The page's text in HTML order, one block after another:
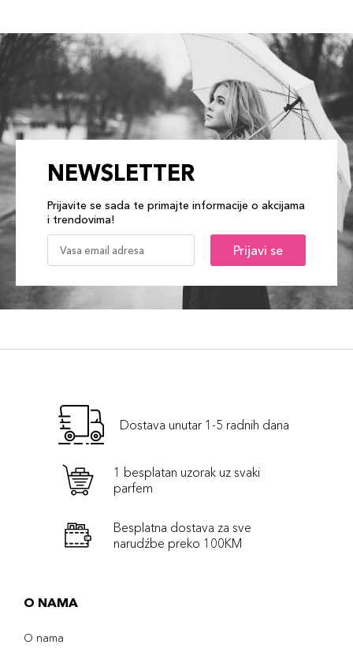
NEWSLETTER
Prijavite se sada te primajte informacije o akcijama
i trendovima!
Prijavi se
Dostava unutar 1-5 radnih dana
1 besplatan uzorak uz svaki
parfem
Besplatna dostava za sve
narudźbe preko 100KM
O NAMA
O nama